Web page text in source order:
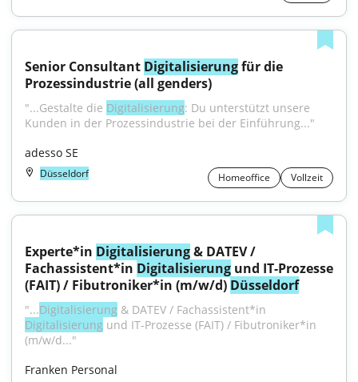
Senior Consultant Digitalisierung für die
Prozessindustrie (all genders)
"...Gestalte die Digitalisierung: Du unterstützt unsere
Kunden in der Prozessindustrie bei der Einführung..."
adesso SE
Düsseldorf Homeoffice Vollzeit
Experte*in Digitalisierung & DATEV /
Fachassistent*in Digitalisierung und IT-Prozesse
(FAIT) / Fibutroniker*in (m/w/d) Düsseldorf
"...Digitalisierung
Digitalisierung und IT-Prozesse (FAIT) / Fibutroniker*in
(m/w/d..."
Franken Personal